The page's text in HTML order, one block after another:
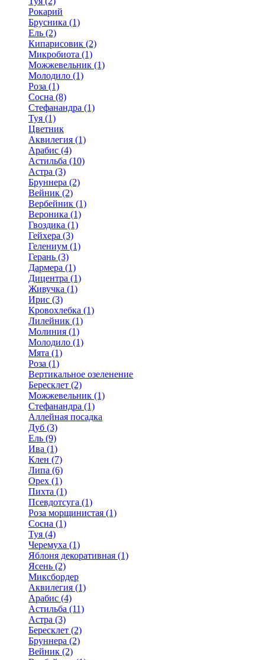
Рокарий
Брусника (1)
Ель (2)
Кипарисовик (2)
Микробиота (1)
Можжевельник (1)
Молодило (1)
Роза (1)
Сосна (8)
Стефанандра (1)
Туя (1)
Цветник
Аквилегия (1)
Арабис (4)
Астильба (10)
Астра (3)
Бруннера (2)
Вейник (2)
Вербейник (1)
Вероника (1)
Гвоздика (1)
Гейхера (3)
Гелениум (1)
Герань (3)
Дармера (1)
Дицентра (1)
Живучка (1)
Ирис (3)
Кровохлебка (1)
Лилейник (1)
Молиния (1)
Молодило (1)
Мята (1)
Роза (1)
Вертикальное озеленение
Бересклет (2)
Можжевельник (1)
Стефанандра (1)
Аллейная посадка
Дуб (3)
Ель (9)
Ива (1)
Клен (7)
Липа (6)
Орех (1)
Пихта (1)
Псевдотсуга (1)
Роза морщинистая (1)
Сосна (1)
Туя (4)
Черемуха (1)
Яблоня декоративная (1)
Ясень (2)
Миксбордер
Аквилегия (1)
Арабис (4)
Астильба (11)
Астра (3)
Бересклет (2)
Бруннера (2)
Вейник (2)